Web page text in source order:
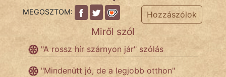
Jób Gedeon
Láron Ádám
MEGOSZTOM: Hozzászólok
Miről szól
"A rossz hír szárnyon jár" szólás
"Mindenütt jó, de a legjobb otthon"